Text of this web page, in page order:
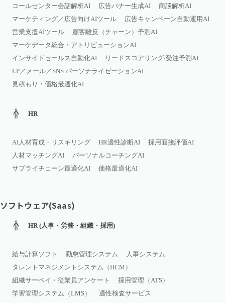
コールセンター会話解析AI 広告バナー生成AI
商談解析AI
マーケティング／広告向けAIツール
広告キャンペーン自動運用AI
営業支援AIツール
顧客離反（チャーン）予測AI
マーケデータ統合・アトリビューションAI
インサイドセールス自動化AI
リードスコアリング/受注予測AI
LP／メール／SNS パーソナライゼーションAI
見積もり・価格最適化AI
HR
AI人材育成・リスキリング HR適性診断AI
採用面接評価AI
人材マッチングAI
パーソナルコーチングAI
サプライチェーン最適化AI
価格最適化AI
ソフトウェア(Saas)
HR (人事・労務・組織・採用)
給与計算ソフト 勤怠管理システム
人事システム
タレントマネジメントシステム（HCM）
組織サーベイ・従業員アンケート
採用管理（ATS）
学習管理システム（LMS）
適性検査サービス